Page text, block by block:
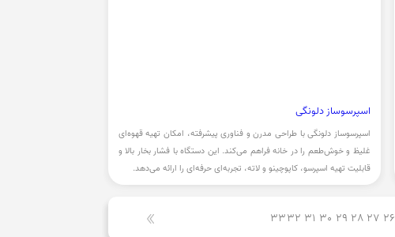
اسپرسوساز دلونگی
اسپرسوساز دلونگی با طراحی مدرن و فناوری پیشرفته، امکان تهیه قهوه‌ای
غلیظ و خوش‌طعم را در خانه فراهم می‌کند. این دستگاه با فشار بخار بالا و
قابلیت تهیه اسپرسو، کاپوچینو و لاته، تجربه‌ای حرفه‌ای را ارائه می‌دهد.
26
27
28
29
30
31
32
33